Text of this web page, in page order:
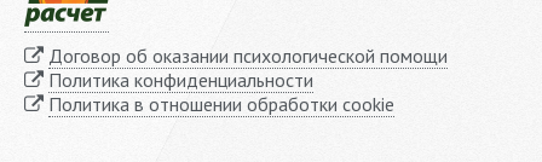
Договор об оказании психологической помощи
Политика конфиденциальности
Политика в отношении обработки cookie